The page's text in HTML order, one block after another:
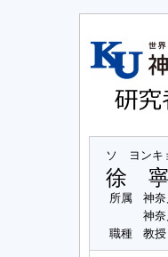
ソ ヨンキ
徐
所属
神
神
職種
教授